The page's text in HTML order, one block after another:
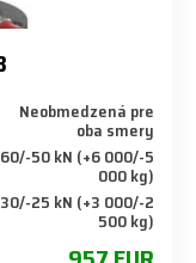
Neobmedzená pre
oba smery
50 kN (+6 000/-5
000 kg)
25 kN (+3 000/-2
500 kg)